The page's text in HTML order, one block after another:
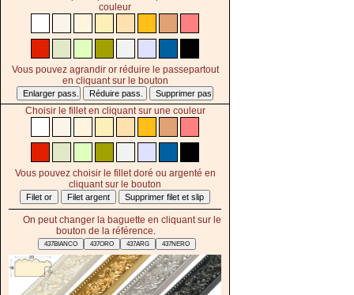
couleur
Vous pouvez agrandir or réduire le passepartout
en cliquant sur le bouton
Choisir le fillet en cliquant sur une couleur
Vous pouvez choisir le fillet doré ou argenté en
cliquant sur le bouton
On peut changer la baguette en cliquant sur le
bouton de la référence.